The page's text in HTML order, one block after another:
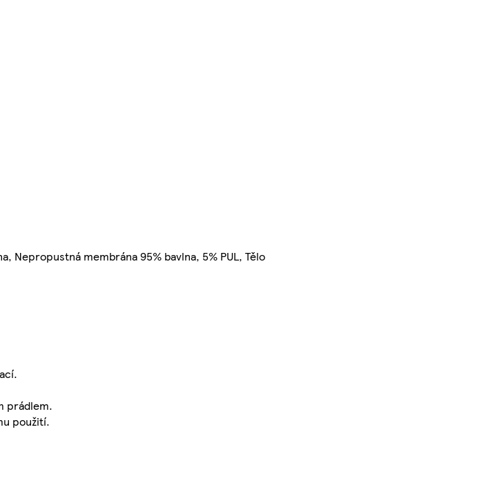
Nepropustná membrána 95% bavlna, 5% PUL, Tělo
prádlem.
použití.